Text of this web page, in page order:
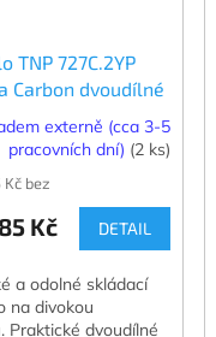
TNP 727C.2YP
Carbon dvoudílné
spojkouexterně (cca 3-5
pracovních dní) (2 ks)
Kč bez
Kč DETAIL
a odolné skládací
na divokou
Praktické dvoudílné